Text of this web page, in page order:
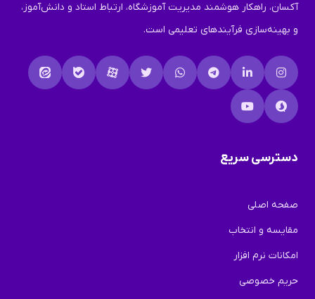
آکسان، راهکار هوشمند مدیریت آموزشگاه، ارتباط استاد و دانش‌آموز،
و بهینه‌سازی فرآیندهای تعلیمی است.
دسترسی سریع
صفحه اصلی
مقایسه و انتخاب
امکانات نرم افزار
حریم خصوصی